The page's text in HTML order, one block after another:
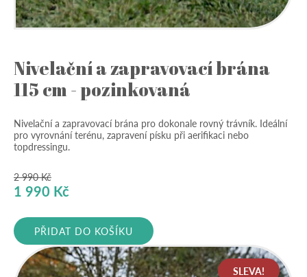
Nivelační a zapravovací brána
115 cm - pozinkovaná
Nivelační a zapravovací brána pro dokonale rovný trávník. Ideální
pro vyrovnání terénu, zapravení písku při aerifikaci nebo
topdressingu.
2 990Kč
Původní
byla:
2
990 Kč.
1 990 Kč
je:
1
990 Kč.
PŘIDAT DO KOŠÍKU
SLEVA!